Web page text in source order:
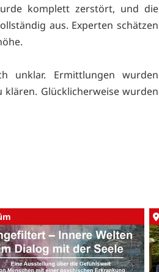
komplett zerstört, und die
aus. Experten schätzen
unklar. Ermittlungen wurden
Glücklicherweise wurden